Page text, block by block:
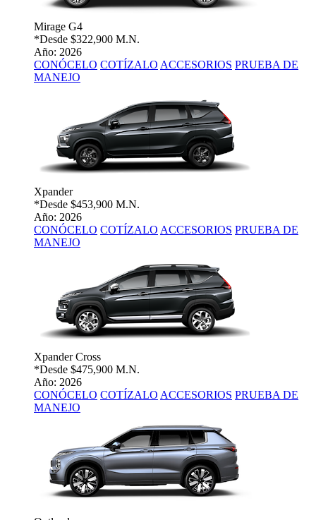
Mirage G4
*Desde $322,900 M.N.
Año: 2026
CONÓCELO COTÍZALO ACCESORIOS PRUEBA DE
MANEJO
Xpander
*Desde $453,900 M.N.
Año: 2026
CONÓCELO COTÍZALO ACCESORIOS PRUEBA DE
MANEJO
Xpander Cross
*Desde $475,900 M.N.
Año: 2026
CONÓCELO COTÍZALO ACCESORIOS PRUEBA DE
MANEJO